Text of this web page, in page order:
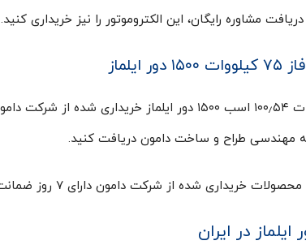
مشاوره رایگان، این الکتروموتور را نیز خریداری کنید.
مهندسی طراح و ساخت دامون دریافت کنید.
شده از شرکت دامون دارای ۷ روز ضمانت مرجوعی بدون قیدوشرط هستند.
در ایران